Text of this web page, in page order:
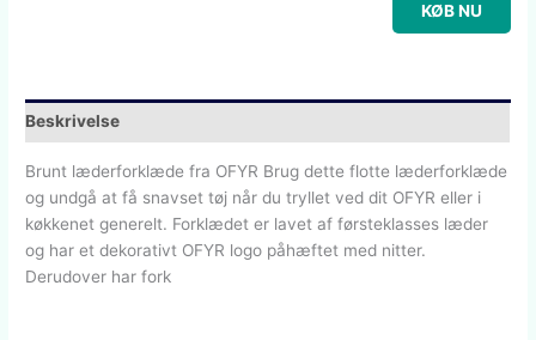
KØB NU
Beskrivelse
Brunt læderforklæde fra OFYR Brug dette flotte læderforklæde
og undgå at få snavset tøj når du tryllet ved dit OFYR eller i
køkkenet generelt. Forklædet er lavet af førsteklasses læder
og har et dekorativt OFYR logo påhæftet med nitter.
Derudover har fork